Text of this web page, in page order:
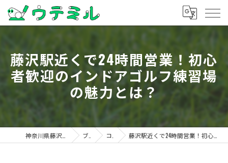
藤沢駅近くで24時間営業！初心
者歓迎のインドアゴルフ練習場
の魅力とは？
ブログ コラム 藤沢駅近くで24時間営業！初心者歓迎のインドアゴルフ練習場の魅力とは？